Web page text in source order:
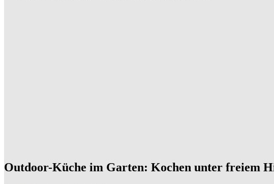
Outdoor-Küche im Garten: Kochen unter freiem